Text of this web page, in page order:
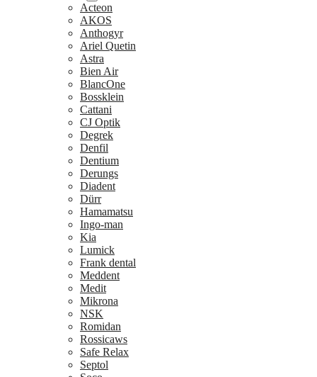
Acteon
AKOS
Anthogyr
Ariel Quetin
Astra
Bien Air
BlancOne
Bossklein
Cattani
CJ Optik
Degrek
Denfil
Dentium
Derungs
Diadent
Dürr
Hamamatsu
Ingo-man
Kia
Lumick
Frank dental
Meddent
Medit
Mikrona
NSK
Romidan
Rossicaws
Safe Relax
Septol